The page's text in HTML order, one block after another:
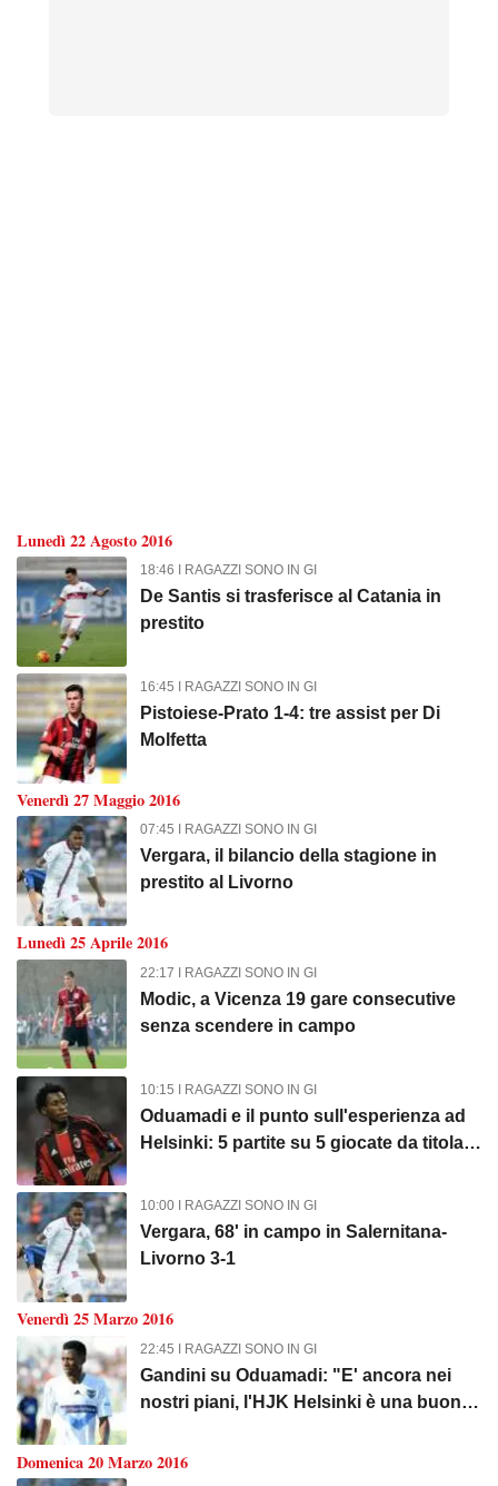
Lunedì 22 Agosto 2016
18:46 I RAGAZZI SONO IN GI
De Santis si trasferisce al Catania in
prestito
16:45 I RAGAZZI SONO IN GI
Pistoiese-Prato 1-4: tre assist per Di
Molfetta
Venerdì 27 Maggio 2016
07:45 I RAGAZZI SONO IN GI
Vergara, il bilancio della stagione in
prestito al Livorno
Lunedì 25 Aprile 2016
22:17 I RAGAZZI SONO IN GI
Modic, a Vicenza 19 gare consecutive
senza scendere in campo
10:15 I RAGAZZI SONO IN GI
Oduamadi e il punto sull'esperienza ad
Helsinki: 5 partite su 5 giocate da titolare
10:00 I RAGAZZI SONO IN GI
Vergara, 68' in campo in Salernitana-
Livorno 3-1
Venerdì 25 Marzo 2016
22:45 I RAGAZZI SONO IN GI
Gandini su Oduamadi: "E' ancora nei
nostri piani, l'HJK Helsinki è una buona
Domenica 20 Marzo 2016